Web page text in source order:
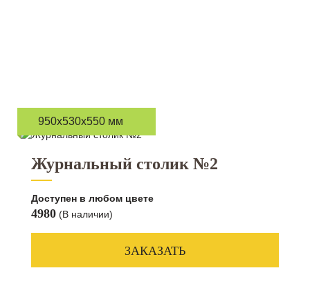
950x530x550 мм
Журнальный столик №2
Доступен в любом цвете
4980 (В наличии)
ЗАКАЗАТЬ